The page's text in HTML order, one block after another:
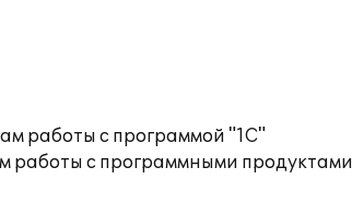
работы с программой "1С"
работы с программными